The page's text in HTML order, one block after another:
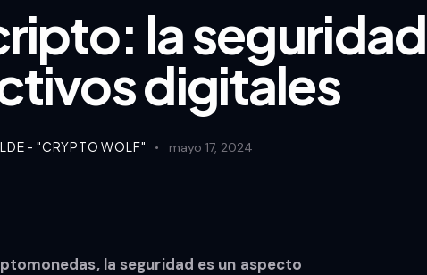
la seguridad
digitales
- "CRYPTO WOLF" mayo 17, 2024
la seguridad es un aspecto